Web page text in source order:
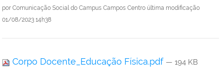
por Comunicação Social do Campus Campos Centro última modificação
01/08/2023 14h38
Corpo Docente_Educação Física.pdf — 194 KB